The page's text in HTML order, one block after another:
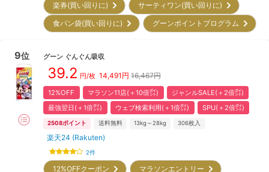
楽券(買い回りに)
サーティワン(買い回りに)
食パン袋(買い回りに)
グーンポイントプログラム
9位 グーン ぐんぐん吸収
39.2 円/枚 14,491 円 16,467円
12%OFF マラソン11店(＋10倍㌽)
ジャンルSALE(＋2倍㌽)
最強翌日(＋1倍㌽)
ウェブ検索利用(＋1倍㌽) SPU(＋2倍㌽)
2508ポイント 送料無料 13kg～28kg 306枚入
楽天24 (Rakuten)
2件
12%OFFクーポン マラソンエントリー